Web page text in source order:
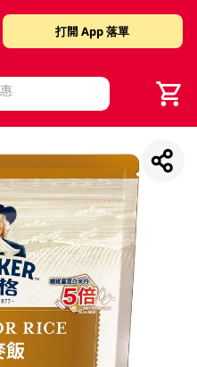
打開 App 落單